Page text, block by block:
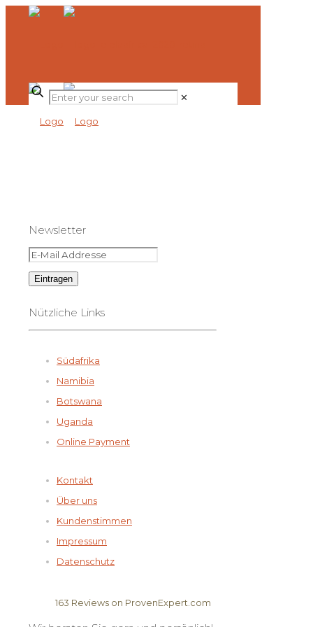
✕
Newsletter
Nützliche Links
Südafrika
Namibia
Botswana
Uganda
Online Payment
Kontakt
Über uns
Kundenstimmen
Impressum
Datenschutz
163 Reviews on ProvenExpert.com